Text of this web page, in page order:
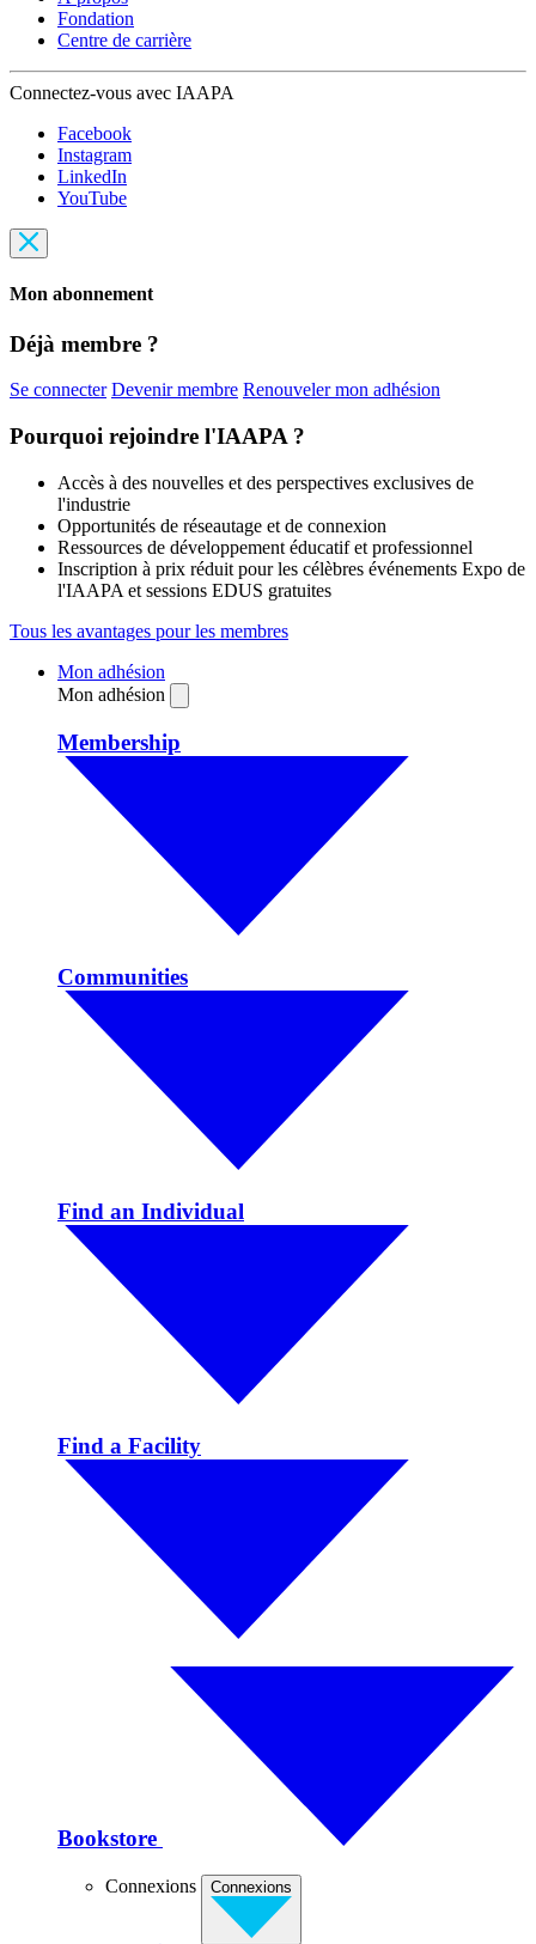
Fondation
Centre de carrière
Connectez-vous avec IAAPA
Facebook
Instagram
LinkedIn
YouTube
Mon abonnement
Déjà membre ?
Se connecter Devenir membre Renouveler mon adhésion
Pourquoi rejoindre l'IAAPA ?
Accès à des nouvelles et des perspectives exclusives de
l'industrie
Opportunités de réseautage et de connexion
Ressources de développement éducatif et professionnel
Inscription à prix réduit pour les célèbres événements Expo de
l'IAAPA et sessions EDUS gratuites
Tous les avantages pour les membres
Mon adhésion
Mon adhésion
Membership
Communities
Find an Individual
Find a Facility
Bookstore
Connexions Connexions